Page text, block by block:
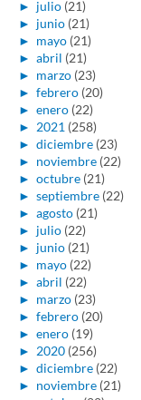
► julio (21)
► junio (21)
► mayo (21)
► abril (21)
► marzo (23)
► febrero (20)
► enero (22)
► 2021 (258)
► diciembre (23)
► noviembre (22)
► octubre (21)
► septiembre (22)
► agosto (21)
► julio (22)
► junio (21)
► mayo (22)
► abril (22)
► marzo (23)
► febrero (20)
► enero (19)
► 2020 (256)
► diciembre (22)
► noviembre (21)